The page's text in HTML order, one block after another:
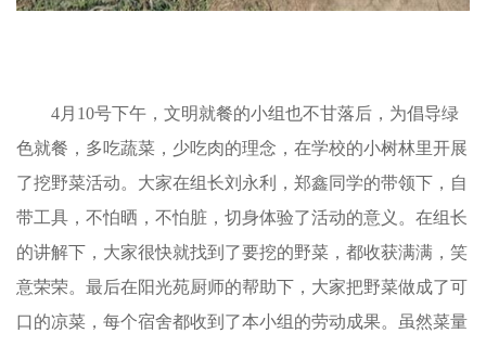
4月 10号下午，文明就餐的小组也不甘落后，为倡导绿
色就餐，多吃蔬菜，少吃肉的理念，在学校的小树林里开展
了挖野菜活动。大家在组长刘永利，郑鑫同学的带领下，自
带工具，不怕晒，不怕脏，切身体验了活动的意义。在组长
的讲解下，大家很快就找到了要挖的野菜，都收获满满，笑
意荣荣。最后在阳光苑厨师的帮助下，大家把野菜做成了可
口的凉菜，每个宿舍都收到了本小组的劳动成果。虽然菜量